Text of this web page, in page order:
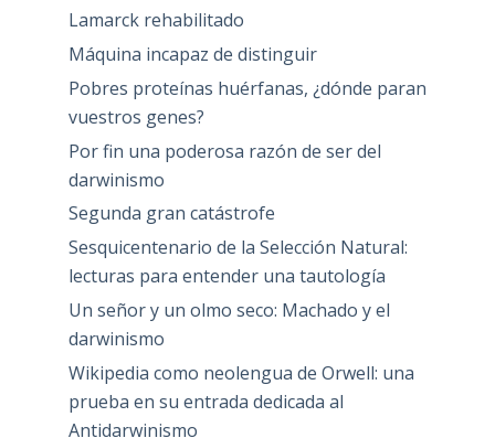
Lamarck rehabilitado
Máquina incapaz de distinguir
Pobres proteínas huérfanas, ¿dónde paran
vuestros genes?
Por fin una poderosa razón de ser del
darwinismo
Segunda gran catástrofe
Sesquicentenario de la Selección Natural:
lecturas para entender una tautología
Un señor y un olmo seco: Machado y el
darwinismo
Wikipedia como neolengua de Orwell: una
prueba en su entrada dedicada al
Antidarwinismo